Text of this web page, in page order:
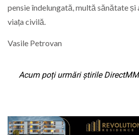
pensie îndelungată, multă sănătate
viața civilă.
Vasile Petrovan
Acum poți urmări știrile